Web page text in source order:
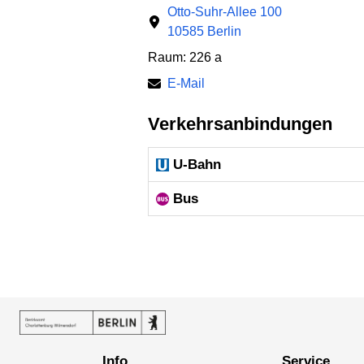
Otto-Suhr-Allee 100
10585 Berlin
Raum: 226 a
E-Mail
Verkehrsanbindungen
U-Bahn
Bus
Info Service